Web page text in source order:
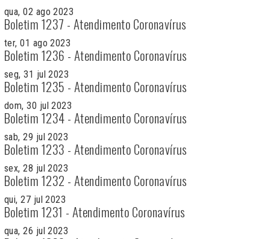
qua, 02 ago 2023
Boletim 1237 - Atendimento Coronavírus
ter, 01 ago 2023
Boletim 1236 - Atendimento Coronavírus
seg, 31 jul 2023
Boletim 1235 - Atendimento Coronavírus
dom, 30 jul 2023
Boletim 1234 - Atendimento Coronavírus
sab, 29 jul 2023
Boletim 1233 - Atendimento Coronavírus
sex, 28 jul 2023
Boletim 1232 - Atendimento Coronavírus
qui, 27 jul 2023
Boletim 1231 - Atendimento Coronavírus
qua, 26 jul 2023